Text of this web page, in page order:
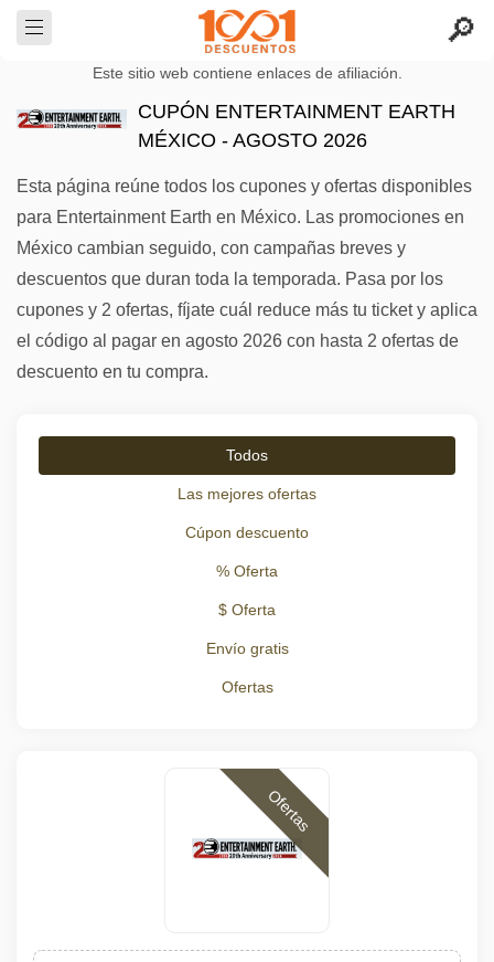
Este sitio web contiene enlaces de afiliación.
CUPÓN ENTERTAINMENT EARTH
MÉXICO - AGOSTO 2026
Esta página reúne todos los cupones y ofertas disponibles
para Entertainment Earth en México. Las promociones en
México cambian seguido, con campañas breves y
descuentos que duran toda la temporada. Pasa por los
cupones y 2 ofertas, fíjate cuál reduce más tu ticket y aplica
el código al pagar en agosto 2026 con hasta 2 ofertas de
descuento en tu compra.
Todos
Las mejores ofertas
Cúpon descuento
% Oferta
$ Oferta
Envío gratis
Ofertas
Ofertas